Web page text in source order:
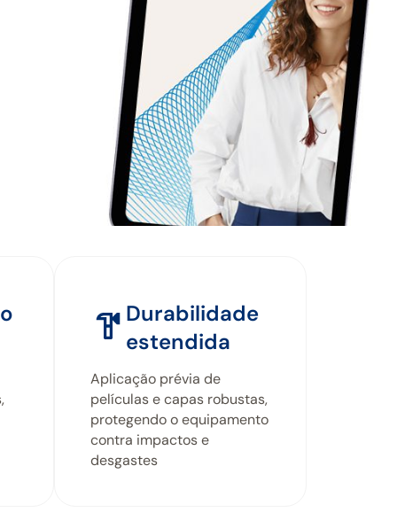
Durabilidade
estendida
Aplicação prévia de
películas e capas robustas,
protegendo o equipamento
contra impactos e
desgastes